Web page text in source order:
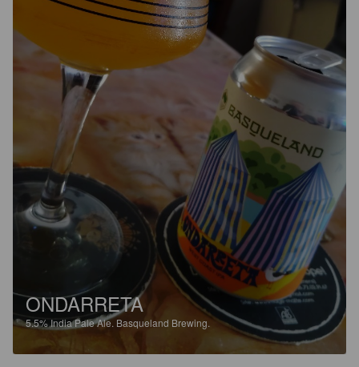
ONDARRETA
5.5%India Pale Ale. Basqueland Brewing.